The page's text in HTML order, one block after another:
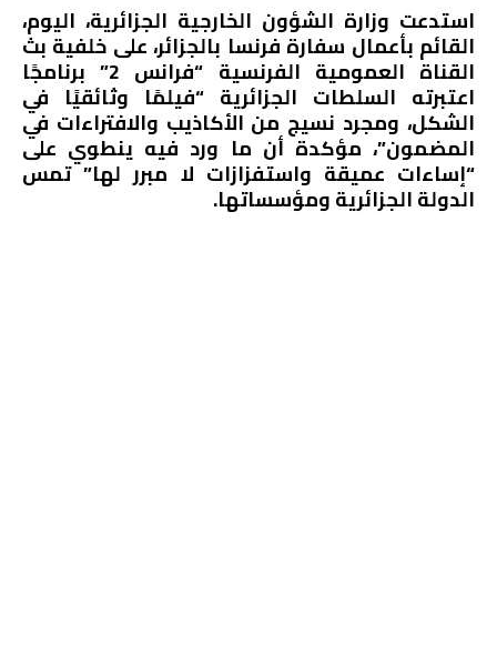
استدعت وزارة الشؤون الخارجية الجزائرية، اليوم،
القائم بأعمال سفارة فرنسا بالجزائر، على خلفية بث
القناة العمومية الفرنسية “فرانس 2” برنامجًا
اعتبرته السلطات الجزائرية “فيلمًا وثائقيًا في
الشكل، ومجرد نسيج من الأكاذيب والافتراءات في
المضمون”، مؤكدة أن ما ورد فيه ينطوي على
“إساءات عميقة واستفزازات لا مبرر لها” تمس
الدولة الجزائرية ومؤسساتها.